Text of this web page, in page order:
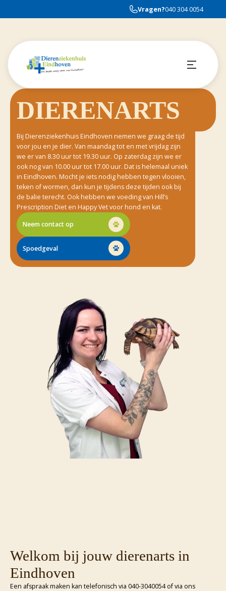
Vragen?040 304 0054
DIERENARTS
Bij Dierenziekenhuis Eindhoven nemen we graag de tijd
voor jou en je dier. Van maandag tot en met vrijdag zijn
we er van 8.30 uur tot 19.30 uur. Op zaterdag zijn we er
ook nog van 10.00 uur tot 17.00 uur. Dat is helemaal uniek
in Eindhoven. Mocht je iets nodig hebben tegen vlooien,
teken of wormen, dan kun je tijdens deze tijden ook bij
de balie terecht. Ook hebben we voeding van Hill’s
Prescription Diet en Happy Vet voor hond en kat.
Neem contact op
Spoedgeval
Welkom bij jouw dierenarts in
Eindhoven
Een afspraak maken kan telefonisch via 040-3040054 of via ons